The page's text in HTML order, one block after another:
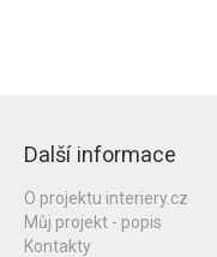
Další informace
O projektu interiery.cz
Můj projekt - popis
Kontakty